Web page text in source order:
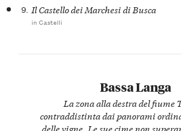
Bassa Langa
La zona alla destra del fiume
contraddistinta dai panorami
delle vigne. Le sue cime non
9. Il Castello dei Marchesi di Busca
in Castelli